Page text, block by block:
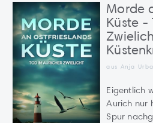
Morde
Küste -
aus Anja
Eigentlich
Aurich nur
Spur